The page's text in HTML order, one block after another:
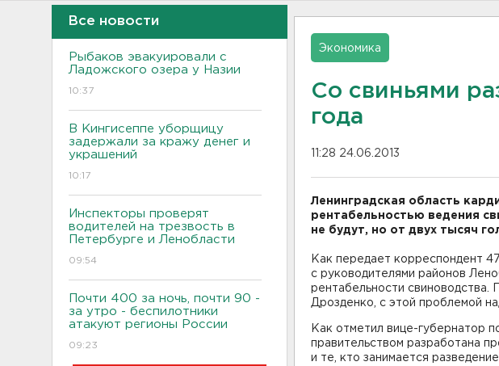
Все новости
Рыбаков эвакуировали с
Ладожского озера у Назии
10:37
В Кингисеппе уборщицу
задержали за кражу денег и
украшений
10:17
Инспекторы проверят
водителей на трезвость в
Петербурге и Ленобласти
09:54
Почти 400 за ночь, почти 90 -
за утро - беспилотники
атакуют регионы России
09:23
Экономика
Со свиньями
года
11:28 24.06.2013
Ленинградская область
рентабельностью ведения
не будут, но от двух тысяч
Как передает корреспондент
с руководителями районов
рентабельности свиноводства.
Дрозденко, с этой проблемой
Как отметил вице-губернатор
правительством разработана
и те, кто занимается